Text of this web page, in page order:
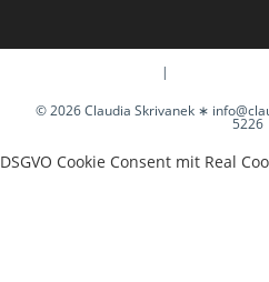
© 2026 Claudia Skrivanek ∗
5226
DSGVO Cookie Consent mit Real